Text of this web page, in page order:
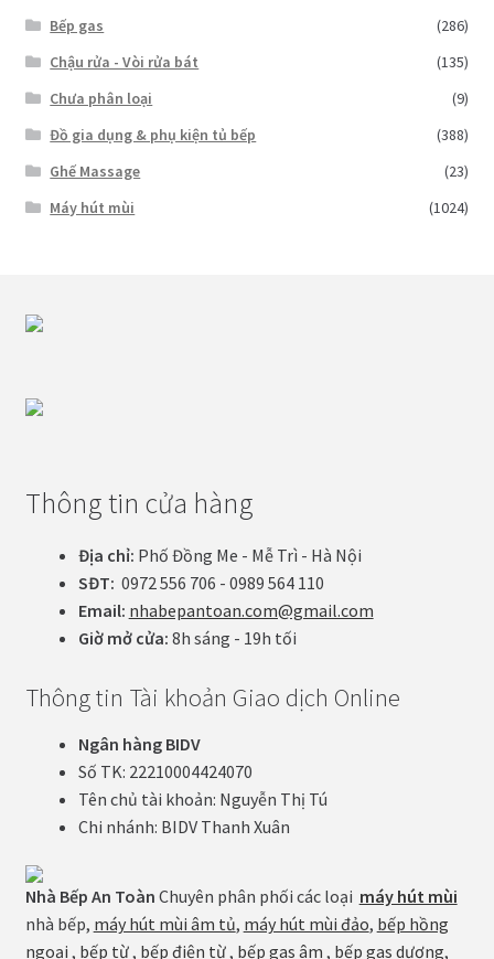
Bếp gas
(286)
Chậu rửa - Vòi rửa bát
(135)
Chưa phân loại
(9)
Đồ gia dụng & phụ kiện tủ bếp
(388)
Ghế Massage
(23)
Máy hút mùi
(1024)
Thông tin cửa hàng
Địa chỉ: Phố Đồng Me - Mễ Trì - Hà Nội
SĐT: 0972 556 706 - 0989 564 110
Email: nhabepantoan.com@gmail.com
Giờ mở cửa: 8h sáng - 19h tối
Thông tin Tài khoản Giao dịch Online
Ngân hàng BIDV
Số TK: 22210004424070
Tên chủ tài khoản: Nguyễn Thị Tú
Chi nhánh: BIDV Thanh Xuân
Nhà Bếp An Toàn Chuyên phân phối các loại máy hút mùi
nhà bếp, máy hút mùi âm tủ, máy hút mùi đảo, bếp hồng
ngoại , bếp từ, bếp điện từ, bếp gas âm , bếp gas dương,